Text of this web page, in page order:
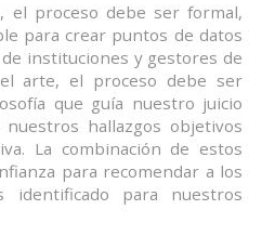
el proceso debe ser formal,
para crear puntos de datos
instituciones y gestores de
arte, el proceso debe ser
que guía nuestro juicio
hallazgos objetivos
La combinación de estos
para recomendar a los
identificado para nuestros